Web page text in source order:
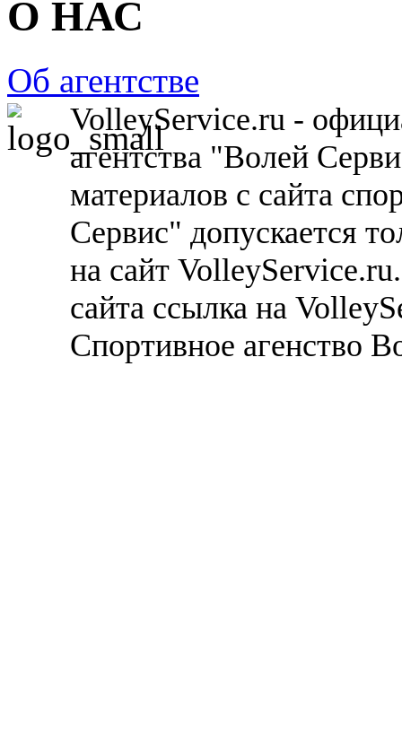
О НАС
Об агентстве
VolleyService.ru -
агентства "Волей
материалов с сайта
Сервис" допускается
на сайт
сайта ссылка на
Спортивное агенство